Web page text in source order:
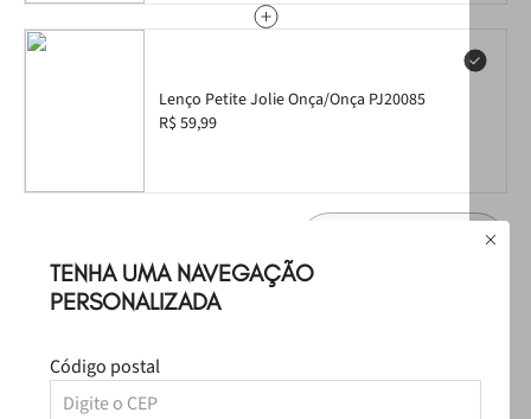
TENHA UMA NAVEGAÇÃO
PERSONALIZADA
Código postal
Lenço Petite Jolie Onça/Onça PJ20085
R$ 59,99
ULTRALEVE